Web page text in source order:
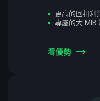
更高的回扣利
專屬的大 MIB
看優勢